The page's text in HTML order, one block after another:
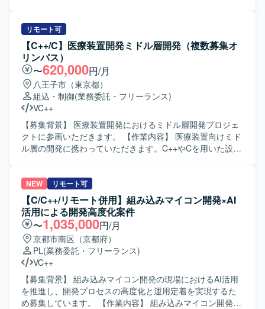
を担当していただきます。 【求める人物像】 仕様や要件を
踏まえて主体的に設計・実装・テストまで推進していただ
ける方を求めております。 【ポジションの魅力】 要件定義
からテストまで、上流から下流まで一貫して携わることが
でき、デスクトップアプリケーション開発の経験を幅広く
積むことができます。 【開発環境】 Windows環境でC++お
よびC#を用いたデスクトップアプリケーション開発となり
ます。WPFを用いた画面開発も行っていただきます。
リモート可
【C++/C】医療装置開発ミドル層開発（複数募集オ
リンパス）
〜620,000円/月
八王子市（東京都）
組込・制御(業務委託・フリーランス)
VC++
【募集背景】 医療装置開発におけるミドル層開発プロジェ
クトに参画いただきます。 【作業内容】 医療装置向けミド
ル層の開発に携わっていただきます。C++やCを用いた設計
いながら、開発を実施・推進していただきます。UMLを用
いた設計やドキュメント作成にも取り組んでいただきま
す。 【求める人物像】 コミュニケーションスキルが高く、
周囲と連携しながら主体的に作業内容を把握し、検討や調
整を行いつつ推進していける方を求めています。オブジェ
クト指向を理解し、設計意図を踏まえて開発を進められる
方が望ましいです。 【ポジションの魅力】 医療装置開発と
いう社会的意義の高いプロジェクトにおいて、ミドル層開
発の上流から試験まで一貫して携わることができます。
C++による開発経験やUML設計、GoogleTestやAstahなどの
ツール利用経験を活かしながら、長期的にスキルアップで
NEW リモート可
【C/C++/リモート併用】組み込みマイコン開発×AI
活用による開発高度化案件
〜1,035,000円/月
京都市南区（京都府）
PL(業務委託・フリーランス)
VC++
【募集背景】 組み込みマイコン開発の現場におけるAI活用
を推進し、開発プロセスの高度化と運用定着を実現するた
め募集しています。 【作業内容】 組み込みマイコン開発に